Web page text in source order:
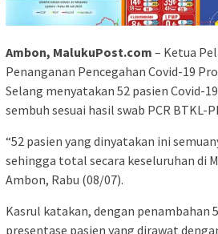
Ambon, MalukuPost.com – Ketua
Penanganan Pencegahan Covid-19
Selang menyatakan 52 pasien Covid-
sembuh sesuai hasil swab PCR BTKL-
“52 pasien yang dinyatakan ini
sehingga total secara keseluruhan di
Ambon, Rabu (08/07).
Kasrul katakan, dengan penambahan
presentase pasien yang dirawat